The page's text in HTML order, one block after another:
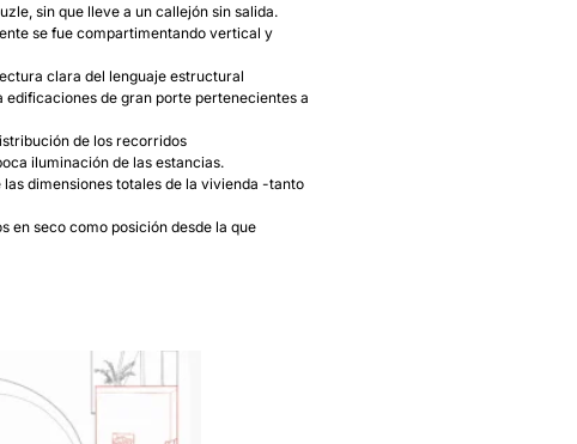
sin que lleve a un callejón sin salida.
se fue compartimentando vertical y
clara del lenguaje estructural
de gran porte pertenecientes a
de los recorridos
iluminación de las estancias.
dimensiones totales de la vivienda -tanto
en seco como posición desde la que